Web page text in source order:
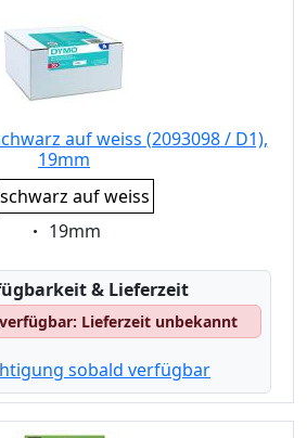
auf weiss (2093098 / D1),
19mm
schwarz auf weiss
Eigenschaft:
19mm
& Lieferzeit
Lieferzeit unbekannt
sobald verfügbar